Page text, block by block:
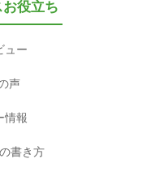
役立ち
ュー
声
情報
書き方